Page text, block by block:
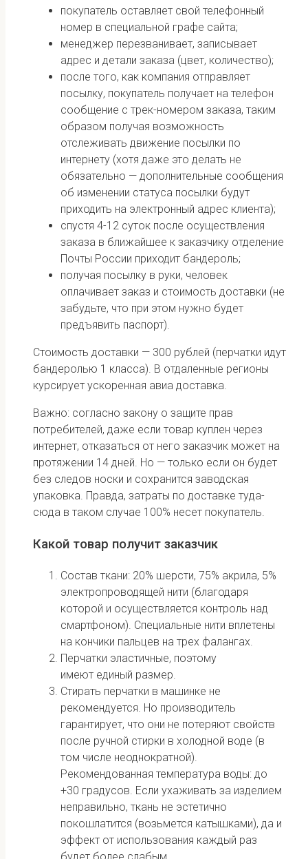
покупатель оставляет свой телефонный
номер в специальной графе сайта;
менеджер перезванивает, записывает
адрес и детали заказа (цвет, количество);
после того, как компания отправляет
посылку, покупатель получает на телефон
сообщение с трек-номером заказа, таким
образом получая возможность
отслеживать движение посылки по
интернету (хотя даже это делать не
обязательно — дополнительные сообщения
об изменении статуса посылки будут
приходить на электронный адрес клиента);
спустя 4-12 суток после осуществления
заказа в ближайшее к заказчику отделение
Почты России приходит бандероль;
получая посылку в руки, человек
оплачивает заказ и стоимость доставки (не
забудьте, что при этом нужно будет
предъявить паспорт).
Стоимость доставки — 300 рублей (перчатки идут
бандеролью 1 класса). В отдаленные регионы
курсирует ускоренная авиа доставка.
Важно: согласно закону о защите прав
потребителей, даже если товар куплен через
интернет, отказаться от него заказчик может на
протяжении 14 дней. Но — только если он будет
без следов носки и сохранится заводская
упаковка. Правда, затраты по доставке туда-
сюда в таком случае 100% несет покупатель.
Какой товар получит заказчик
Состав ткани: 20% шерсти, 75% акрила, 5%
электропроводящей нити (благодаря
которой и осуществляется контроль над
смартфоном). Специальные нити вплетены
на кончики пальцев на трех фалангах.
Перчатки эластичные, поэтому
имеют единый размер.
Стирать перчатки в машинке не
рекомендуется. Но производитель
гарантирует, что они не потеряют свойств
после ручной стирки в холодной воде (в
том числе неоднократной).
Рекомендованная температура воды: до
+30 градусов. Если ухаживать за изделием
неправильно, ткань не эстетично
покошлатится (возьмется катышками), да и
эффект от использования каждый раз